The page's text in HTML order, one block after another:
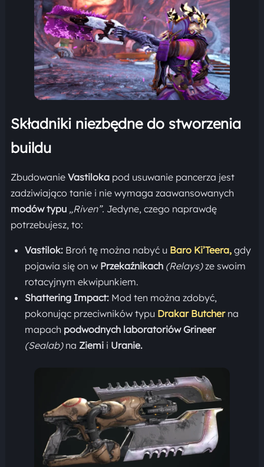
Składniki niezbędne do stworzenia
buildu
Zbudowanie Vastilokapod usuwanie pancerza jest
zadziwiająco tanie i nie wymaga zaawansowanych
modów typu„Riven”. Jedyne, czego naprawdę
potrzebujesz, to:
Vastilok:Broń tę można nabyć u Baro Ki’Teera,gdy
pojawia się on w Przekaźnikach (Relays)ze swoim
rotacyjnym ekwipunkiem.
Shattering Impact:Mod ten można zdobyć,
pokonując przeciwników typu Drakar Butcherna
mapach podwodnych laboratoriów Grineer
(Sealab) na Ziemi i Uranie.